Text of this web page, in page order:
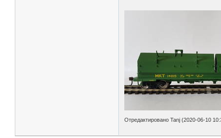
Отредактировано Tanj (2020-06-10